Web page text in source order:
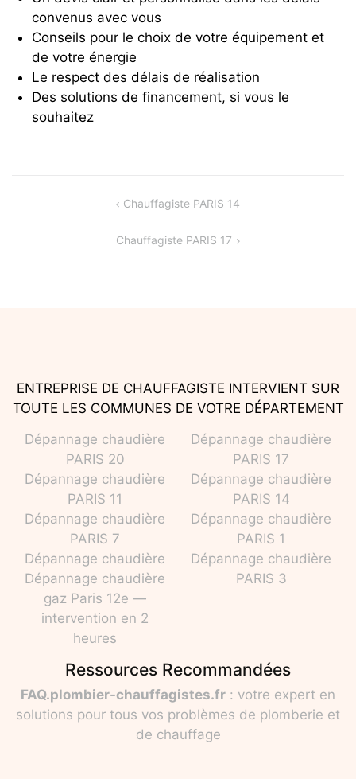
convenus avec vous
Conseils pour le choix de votre équipement et
de votre énergie
Le respect des délais de réalisation
Des solutions de financement, si vous le
souhaitez
Chauffagiste PARIS 14
Chauffagiste PARIS 17
ENTREPRISE DE CHAUFFAGISTE INTERVIENT SUR
TOUTE LES COMMUNES DE VOTRE DÉPARTEMENT
Dépannage chaudière
PARIS 20
Dépannage chaudière
PARIS 17
Dépannage chaudière
PARIS 11
Dépannage chaudière
PARIS 14
Dépannage chaudière
PARIS 7
Dépannage chaudière
PARIS 1
Dépannage chaudière
Dépannage chaudière
gaz Paris 12e —
intervention en 2
heures
Dépannage chaudière
PARIS 3
Ressources Recommandées
FAQ.plombier-chauffagistes.fr : votre expert en
solutions pour tous vos problèmes de plomberie et
de chauffage